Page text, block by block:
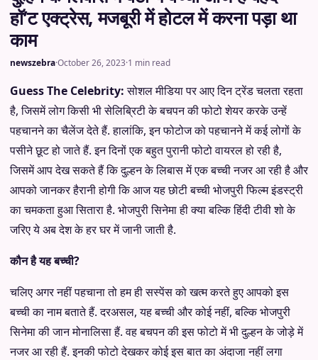
हॉ’ट एक्ट्रेस, मजबूरी में होटल में करना पड़ा था
काम
newszebra·October 26, 2023·1 min read
Guess The Celebrity:सोशल मीडिया पर आए दिन ट्रेंड चलता रहता
है, जिसमें लोग किसी भी सेलिब्रिटी के बचपन की फोटो शेयर करके उन्हें
पहचानने का चैलेंज देते हैं. हालांकि, इन फोटोज को पहचानने में कई लोगों के
पसीने छूट हो जाते हैं. इन दिनों एक बहुत पुरानी फोटो वायरल हो रही है,
जिसमें आप देख सकते हैं कि दुल्हन के लिबास में एक बच्ची नजर आ रही है और
आपको जानकर हैरानी होगी कि आज यह छोटी बच्ची भोजपुरी फिल्म इंडस्ट्री
का चमकता हुआ सितारा है. भोजपुरी सिनेमा ही क्या बल्कि हिंदी टीवी शो के
जरिए ये अब देश के हर घर में जानी जाती है.
कौन है यह बच्ची?
चलिए अगर नहीं पहचाना तो हम ही सस्पेंस को खत्म करते हुए आपको इस
बच्ची का नाम बताते हैं. दरअसल, यह बच्ची और कोई नहीं, बल्कि भोजपुरी
सिनेमा की जान मोनालिसा हैं. वह बचपन की इस फोटो में भी दुल्हन के जोड़े में
नजर आ रही हैं. इनकी फोटो देखकर कोई इस बात का अंदाजा नहीं लगा